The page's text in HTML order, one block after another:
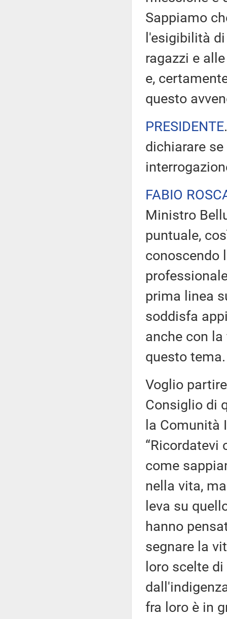
Sappiamo
l'esigibilità
ragazzi e
e,
questo
PRESIDENTE
dichiarare
FABIO
Ministro
puntuale,
conoscendo
prima linea
soddisfa
anche con
questo tema.
Voglio
Consiglio di
la Comunità
“Ricordatevi
come
nella vita,
leva su
hanno
segnare la
loro scelte
fra loro è in